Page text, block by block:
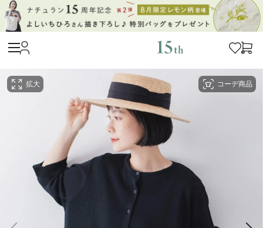
コーデ商品
拡大